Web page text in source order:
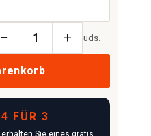
− + uds.
FÜR 3